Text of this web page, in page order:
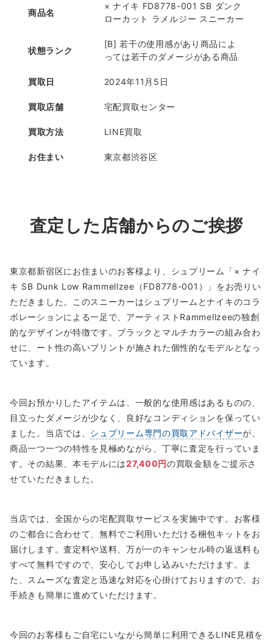
商品名
× ナイキ FD8778-001 SB ダンク
ローカット ラメルジー スニーカー
状態ランク
[B] 若干の使用感があり商品によ
っては若干のダメージがある商品
買取日 2024年11月5日
買取店舗 宅配買取センター
買取方法 LINE買取
お住まい 東京都渋谷区
査定した店舗からのご挨拶
東京都新宿区にお住まいのお客様より、シュプリーム「× ナイ
キ SB Dunk Low Rammellzee（FD8778-001）」をお売りい
ただきました。このスニーカーはシュプリームとナイキのコラ
ボレーションによる一足で、アーティストRammellzeeの独創
的なデザインが特徴です。ブラックとマルチカラーの組み合わ
せに、ート性の高いプリントが施された個性的なモデルとなっ
ています。
今回お預かりしたアイテムは、一般的な使用感はあるものの、
目立ったダメージが少なく、良好なコンディションを保ってい
ました。当店では、 シュプリーム専門の買取アドバイザーが、
商品一つ一つの特性を見極めながら、丁寧に査定を行っていま
す。その結果、本モデルには27,400円の買取金額をご提示さ
せていただきました。
当店では、全国からの宅配買取サービスを実施中です。お客様
のご都合に合わせて、無料でご利用いただける梱包キットをお
届けします。査定料や送料、万が一のキャンセル時の返送料も
すべて無料ですので、安心してお申し込みいただけます。ま
た、スムーズな査定と迅速な対応を心掛けておりますので、お
手続きも簡単に進めていただけます。
今回のお客様もご自宅にいながら簡単に利用できるLINE見積を